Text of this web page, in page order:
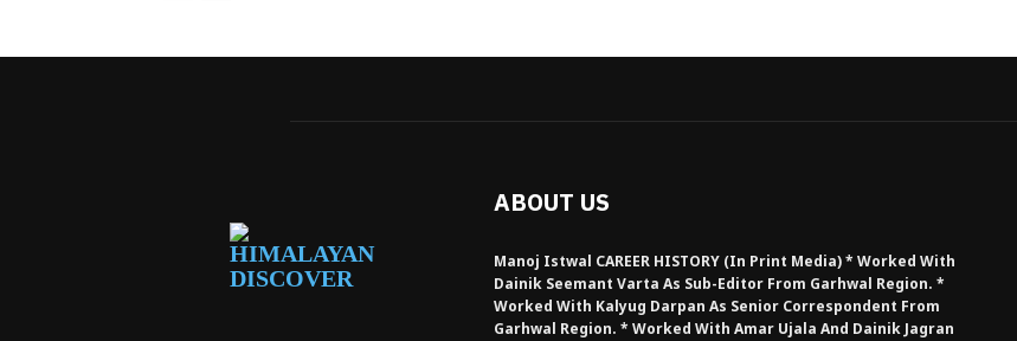
ABOUT US
Manoj Istwal CAREER HISTORY (in Print Media) * Worked With
Dainik Seemant Varta As Sub-Editor From Garhwal Region. *
Worked With Kalyug Darpan As Senior Correspondent From
Garhwal Region. * Worked With Amar Ujala And Dainik Jagran